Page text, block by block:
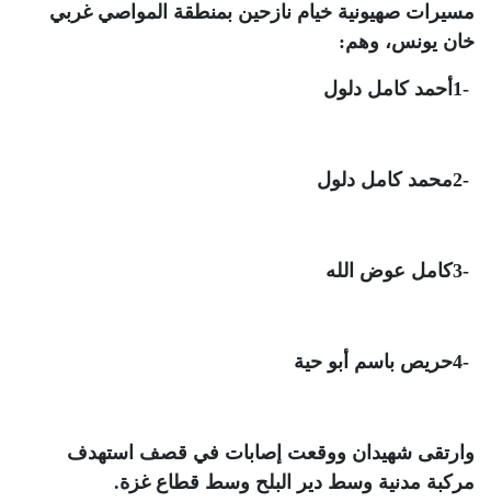
مسيرات صهيونية خيام نازحين بمنطقة المواصي غربي
خان يونس، وهم:
1- أحمد كامل دلول
2-محمد كامل دلول
3-كامل عوض الله
4-حريص باسم أبو حية
وارتقى شهيدان ووقعت إصابات في قصف استهدف
مركبة مدنية وسط دير البلح وسط قطاع غزة.